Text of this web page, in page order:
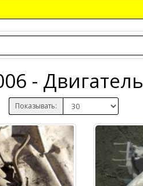
- Двигатель
Показывать: